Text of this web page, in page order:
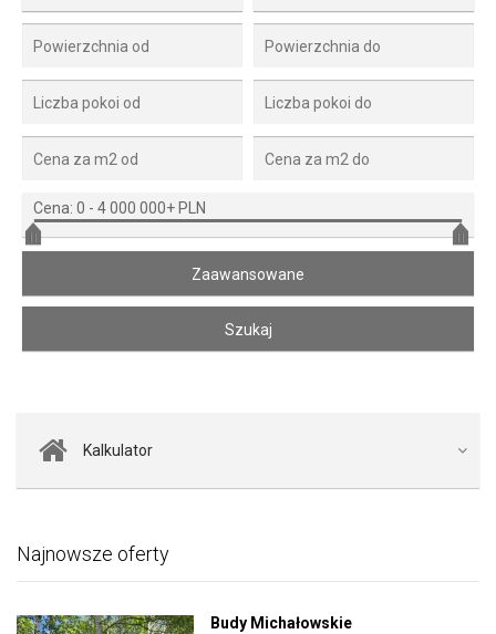
Cena: 0 - 4 000 000+ PLN
Kalkulator
Najnowsze oferty
Budy Michałowskie